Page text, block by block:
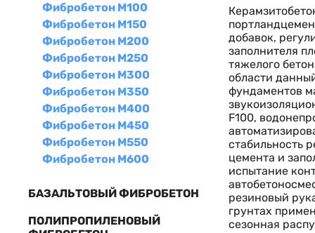
Фибробетон М100
Фибробетон М150
Фибробетон М200
Фибробетон М250
Фибробетон М300
Фибробетон М350
Фибробетон М400
Фибробетон М450
Фибробетон М550
Фибробетон М600
БАЗАЛЬТОВЫЙ ФИБРОБЕТОН
ПОЛИПРОПИЛЕНОВЫЙ
добавок,
заполнителя
тяжелого
области
фундаментов
F100,
стабильность
цемента и
испытание
резиновый
грунтах
сезонная